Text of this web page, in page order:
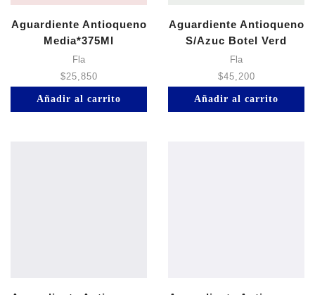
Aguardiente Antioqueno
Media*375Ml
Fla
$25,850
Añadir al carrito
Aguardiente Antioqueno
S/Azuc Botel Verd
Fla
$45,200
Añadir al carrito